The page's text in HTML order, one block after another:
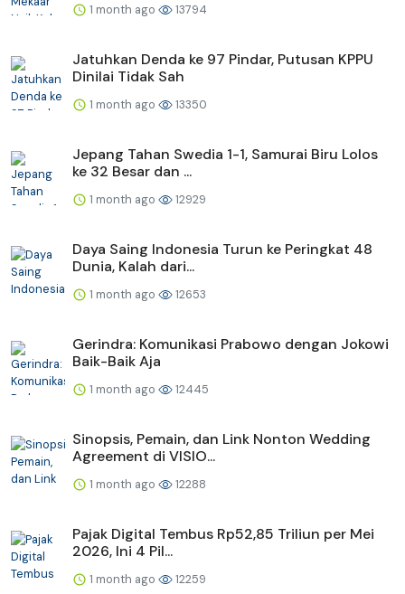
1 month ago 13794
Jatuhkan Denda ke 97 Pindar, Putusan KPPU
Dinilai Tidak Sah
1 month ago 13350
Jepang Tahan Swedia 1-1, Samurai Biru Lolos
ke 32 Besar dan ...
1 month ago 12929
Daya Saing Indonesia Turun ke Peringkat 48
Dunia, Kalah dari...
1 month ago 12653
Gerindra: Komunikasi Prabowo dengan Jokowi
Baik-Baik Aja
1 month ago 12445
Sinopsis, Pemain, dan Link Nonton Wedding
Agreement di VISIO...
1 month ago 12288
Pajak Digital Tembus Rp52,85 Triliun per Mei
2026, Ini 4 Pil...
1 month ago 12259